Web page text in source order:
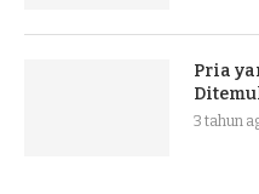
Pria
3 tahun